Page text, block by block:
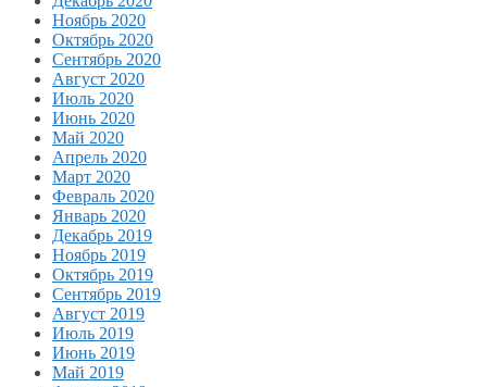
Ноябрь 2020
Октябрь 2020
Сентябрь 2020
Август 2020
Июль 2020
Июнь 2020
Май 2020
Апрель 2020
Март 2020
Февраль 2020
Январь 2020
Декабрь 2019
Ноябрь 2019
Октябрь 2019
Сентябрь 2019
Август 2019
Июль 2019
Июнь 2019
Май 2019